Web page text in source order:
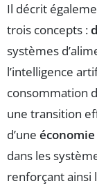
Il décrit
trois concepts :
systèmes
l’intelligence
consommation
une transition
d’une
dans les
renforçant ainsi